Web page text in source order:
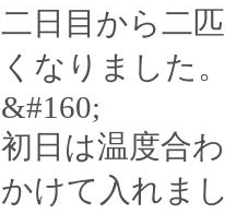
二日目から二
くなりました。
&#160;
初日は温度合
かけて入れまし